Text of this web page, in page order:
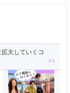
大していくコ